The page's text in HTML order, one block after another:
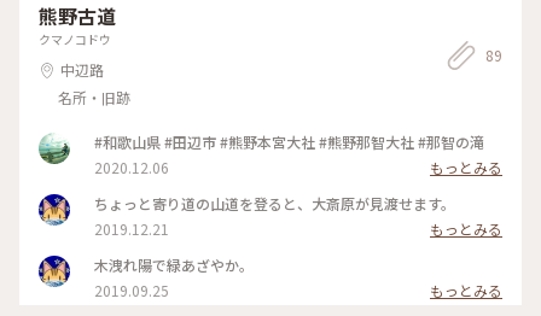
熊野古道
クマノコドウ
中辺路
名所・旧跡
89
#和歌山県 #田辺市 #熊野本宮大社 #熊野那智大社 #那智の滝
2020.12.06
もっとみる
ちょっと寄り道の山道を登ると、大斎原が見渡せます。
2019.12.21
もっとみる
木洩れ陽で緑あざやか。
2019.09.25
もっとみる